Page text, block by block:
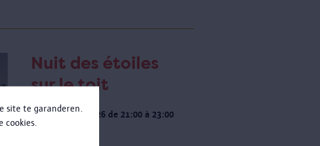
site te garanderen.
cookies.
Nuit des étoiles
sur le toit
jeudi 20 août 2026 de 21:00 à 23:00